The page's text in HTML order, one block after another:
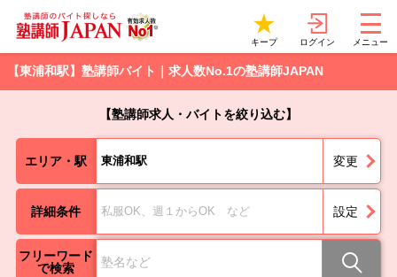
キープ ログイン メニュー
【東浦和駅】塾講師バイト｜求人数No.1の塾講師JAPAN
【塾講師求人・バイトを絞り込む】
エリア・駅 東浦和駅 変更
詳細条件 私服OK、週１からOK など 設定
フリーワード
で検索